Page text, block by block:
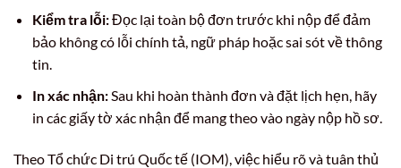
Kiểm tra lỗi:Đọc lại toàn bộ đơn trước khi nộp để đảm
bảo không có lỗi chính tả, ngữ pháp hoặc sai sót về thông
tin.
In xác nhận:Sau khi hoàn thành đơn và đặt lịch hẹn, hãy
in các giấy tờ xác nhận để mang theo vào ngày nộp hồ sơ.
Theo Tổ chức Di trú Quốc tế (IOM), việc hiểu rõ và tuân thủ